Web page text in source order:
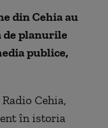
din Cehia au
de planurile
publice,
Cehia,
în istoria